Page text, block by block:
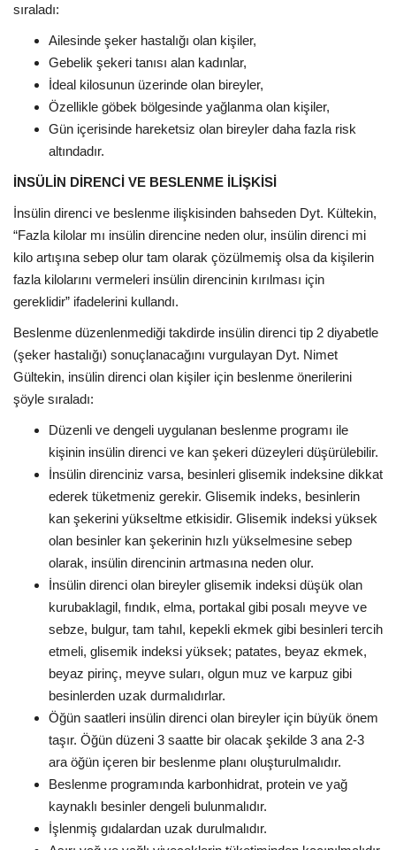
sıraladı:
Ailesinde şeker hastalığı olan kişiler,
Gebelik şekeri tanısı alan kadınlar,
İdeal kilosunun üzerinde olan bireyler,
Özellikle göbek bölgesinde yağlanma olan kişiler,
Gün içerisinde hareketsiz olan bireyler daha fazla risk
altındadır.
İNSÜLİN DİRENCİ VE BESLENME İLİŞKİSİ
İnsülin direnci ve beslenme ilişkisinden bahseden Dyt. Kültekin,
“Fazla kilolar mı insülin direncine neden olur, insülin direnci mi
kilo artışına sebep olur tam olarak çözülmemiş olsa da kişilerin
fazla kilolarını vermeleri insülin direncinin kırılması için
gereklidir” ifadelerini kullandı.
Beslenme düzenlenmediği takdirde insülin direnci tip 2 diyabetle
(şeker hastalığı) sonuçlanacağını vurgulayan Dyt. Nimet
Gültekin, insülin direnci olan kişiler için beslenme önerilerini
şöyle sıraladı:
Düzenli ve dengeli uygulanan beslenme programı ile
kişinin insülin direnci ve kan şekeri düzeyleri düşürülebilir.
İnsülin direnciniz varsa, besinleri glisemik indeksine dikkat
ederek tüketmeniz gerekir. Glisemik indeks, besinlerin
kan şekerini yükseltme etkisidir. Glisemik indeksi yüksek
olan besinler kan şekerinin hızlı yükselmesine sebep
olarak, insülin direncinin artmasına neden olur.
İnsülin direnci olan bireyler glisemik indeksi düşük olan
kurubaklagil, fındık, elma, portakal gibi posalı meyve ve
sebze, bulgur, tam tahıl, kepekli ekmek gibi besinleri tercih
etmeli, glisemik indeksi yüksek; patates, beyaz ekmek,
beyaz pirinç, meyve suları, olgun muz ve karpuz gibi
besinlerden uzak durmalıdırlar.
Öğün saatleri insülin direnci olan bireyler için büyük önem
taşır. Öğün düzeni 3 saatte bir olacak şekilde 3 ana 2-3
ara öğün içeren bir beslenme planı oluşturulmalıdır.
Beslenme programında karbonhidrat, protein ve yağ
kaynaklı besinler dengeli bulunmalıdır.
İşlenmiş gıdalardan uzak durulmalıdır.